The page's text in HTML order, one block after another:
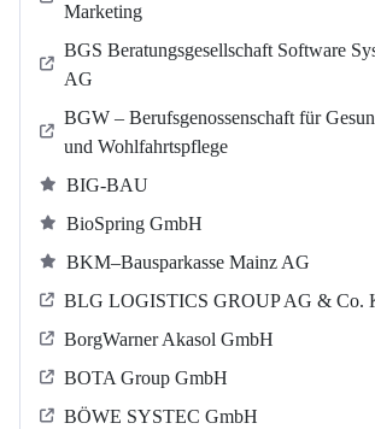
Marketing
BGS Beratungsgesellschaft Software
AG
BGW – Berufsgenossenschaft für
und Wohlfahrtspflege
BIG-BAU
BioSpring GmbH
BKM–Bausparkasse Mainz AG
BLG LOGISTICS GROUP AG & Co.
BorgWarner Akasol GmbH
BOTA Group GmbH
BÖWE SYSTEC GmbH